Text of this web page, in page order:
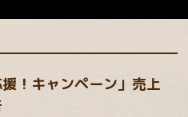
！キャンペーン」売上